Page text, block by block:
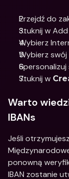
Przejdź do
Stuknij w
Wybierz
Wybierz swój
Stuknij w
Warto
IBANs
Jeśli
ponowną
IBAN zostanie